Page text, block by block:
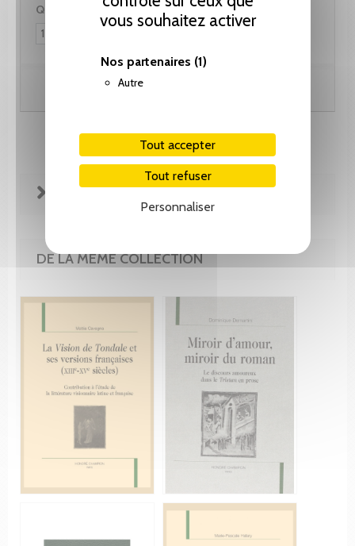
vous souhaitez activer
Nos partenaires (1)
Autre
Tout accepter
Tout refuser
Personnaliser
Quantité :
Ajouter au panier
FICHE TECHNIQUE
DE LA MÊME COLLECTION